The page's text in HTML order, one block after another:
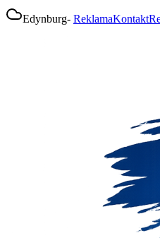
Edynburg- ReklamaKontakt